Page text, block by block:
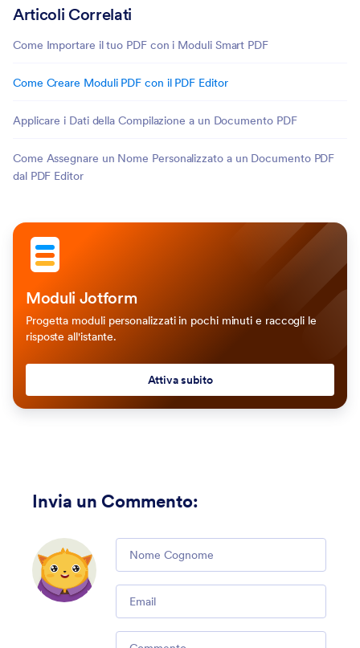
Articoli Correlati
Come Importare il tuo PDF con i Moduli Smart PDF
Come Creare Moduli PDF con il PDF Editor
Applicare i Dati della Compilazione a un Documento PDF
Come Assegnare un Nome Personalizzato a un Documento PDF
dal PDF Editor
Moduli Jotform
Progetta moduli personalizzati in pochi minuti e raccogli le
risposte all'istante.
Attiva subito
Invia un Commento:
Comment
Email
Comment